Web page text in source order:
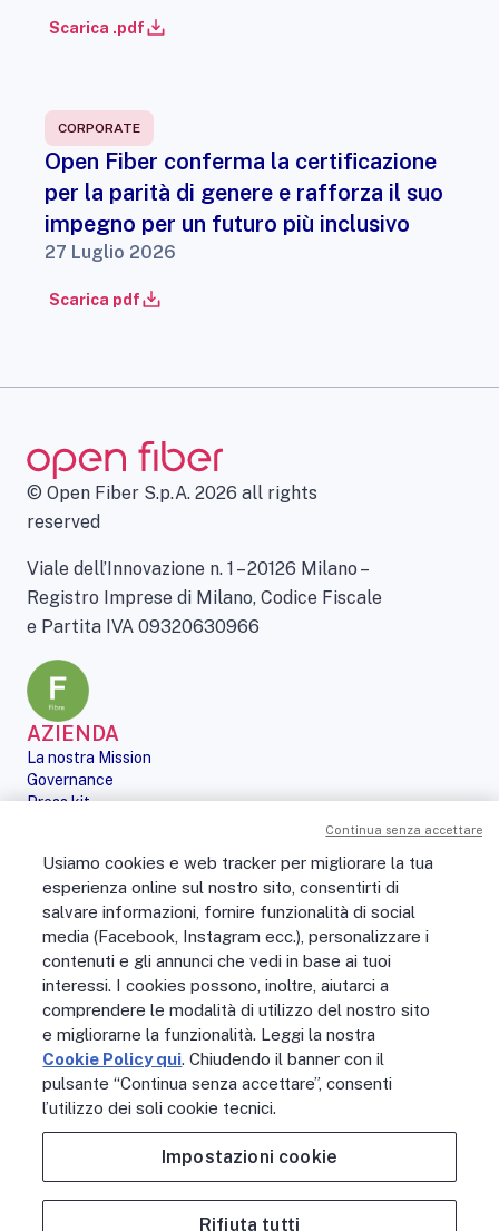
Scarica .pdf
CORPORATE
Open Fiber conferma la certificazione
per la parità di genere e rafforza il suo
impegno per un futuro più inclusivo
27 Luglio 2026
Scarica pdf
© Open Fiber S.p.A. 2026 all rights
reserved
Viale dell’Innovazione n. 1 – 20126 Milano –
Registro Imprese di Milano, Codice Fiscale
e Partita IVA 09320630966
AZIENDA
La nostra Mission
Governance
Press kit
Digital Services Act
PERSONE
No Fibra? No Party!
Posizioni aperte
La vita in Open Fiber
Lavora con noi
La nostra cultura
MONDO OPEN FIBER
Supporto
Assistenza scavi
Open Fiber Network Solutions
Area Riservata Operatori
Usiamo cookies e web tracker per migliorare la tua
esperienza online sul nostro sito, consentirti di
salvare informazioni, fornire funzionalità di social
media (Facebook, Instagram ecc.), personalizzare i
contenuti e gli annunci che vedi in base ai tuoi
interessi. I cookies possono, inoltre, aiutarci a
comprendere le modalità di utilizzo del nostro sito
e migliorarne la funzionalità. Leggi la nostra
Cookie Policy qui. Chiudendo il banner con il
pulsante “Continua senza accettare”, consenti
l’utilizzo dei soli cookie tecnici.
Impostazioni cookie
Rifiuta tutti
Continua senza accettare